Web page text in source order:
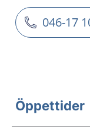
046-17
Öppettider